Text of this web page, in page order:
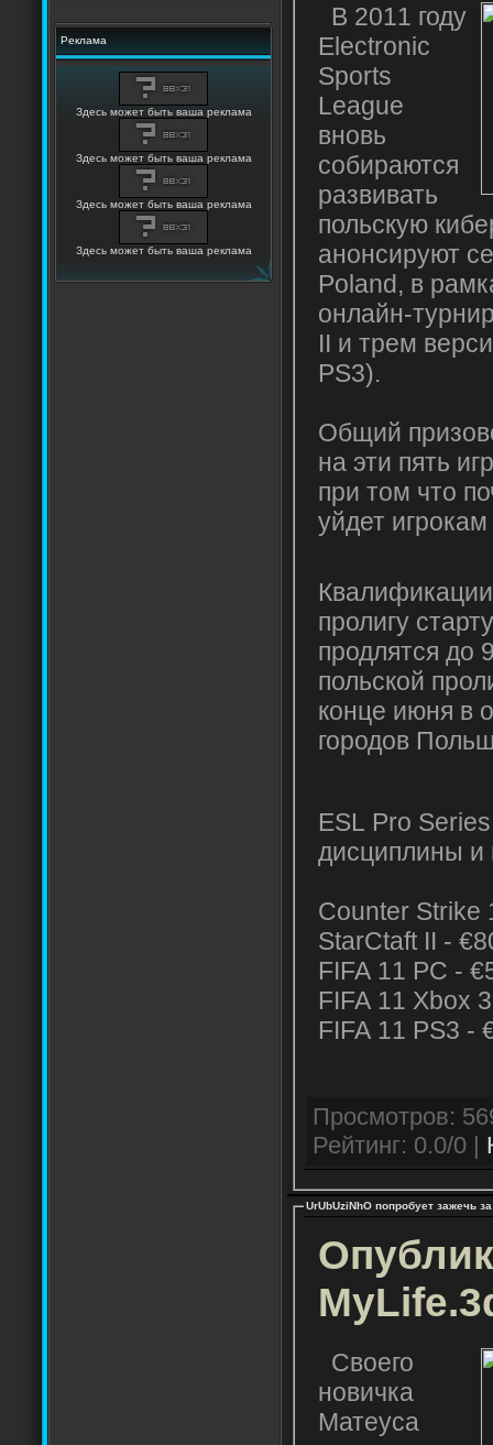
Реклама
Здесь может быть ваша реклама
Здесь может быть ваша реклама
Здесь может быть ваша реклама
Здесь может быть ваша реклама
В 2011 году
Electronic
Sports
League
вновь
собираются
развивать
польскую
анонсируют
Poland, в
онлайн-
II и трем
PS3).
Общий
на эти пять
при том что
уйдет
пролигу
продлятся до
польской
конце июня в
городов
ESL Pro
дисциплины и
Counter Strike
StarCtaft II -
FIFA 11 PC -
FIFA 11 Xbox
FIFA 11 PS3 -
Рейтинг: 0.0/0 |
UrUbUziNhO попробует зажечь
Своего
новичка
Матеуса